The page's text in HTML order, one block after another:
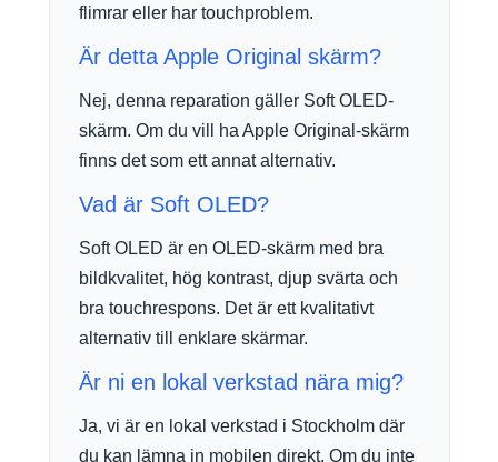
flimrar eller har touchproblem.
Är detta Apple Original skärm?
Nej, denna reparation gäller Soft OLED-
skärm. Om du vill ha Apple Original-skärm
finns det som ett annat alternativ.
Vad är Soft OLED?
Soft OLED är en OLED-skärm med bra
bildkvalitet, hög kontrast, djup svärta och
bra touchrespons. Det är ett kvalitativt
alternativ till enklare skärmar.
Är ni en lokal verkstad nära mig?
Ja, vi är en lokal verkstad i Stockholm där
du kan lämna in mobilen direkt. Om du inte